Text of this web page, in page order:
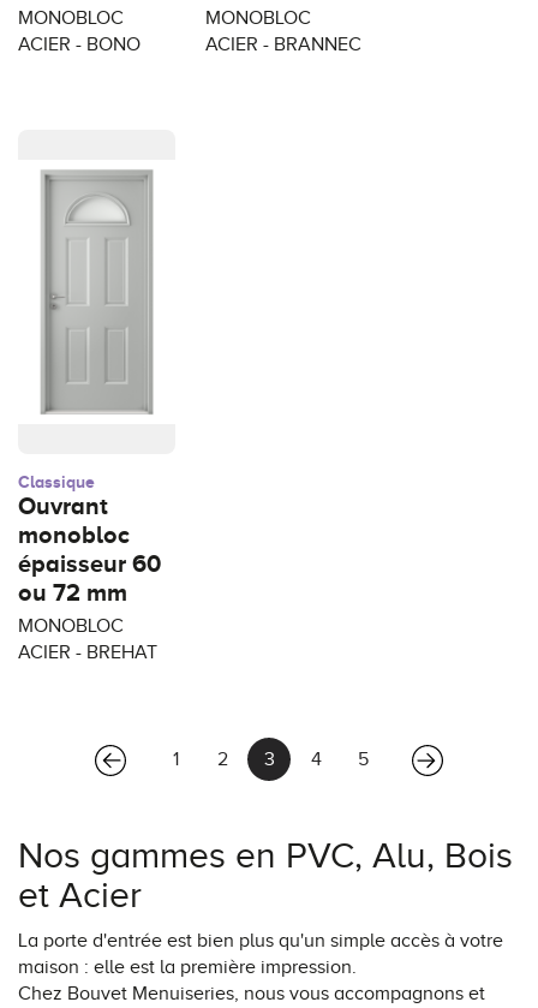
MONOBLOC
ACIER - BONO
MONOBLOC
ACIER - BRANNEC
Classique
Ouvrant
monobloc
épaisseur 60
ou 72 mm
MONOBLOC
ACIER - BREHAT
1 2 3(current)
4 5
Nos gammes en PVC, Alu, Bois
et Acier
La porte d'entrée est bien plus qu'un simple accès à votre
maison : elle est la première impression.
Chez Bouvet Menuiseries, nous vous accompagnons et